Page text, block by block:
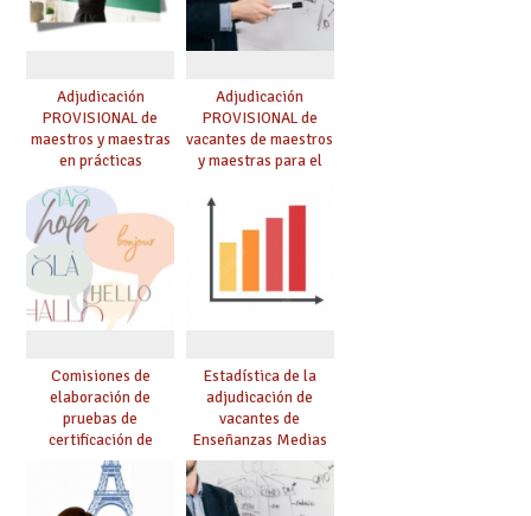
Adjudicación
PROVISIONAL de
maestros y maestras
en prácticas
Adjudicación
PROVISIONAL de
vacantes de maestros
y maestras para el
Comisiones de
elaboración de
pruebas de
certificación de
competencia
lingüística: publicada
resolución definitiva
Estadística de la
adjudicación de
vacantes de
Enseñanzas Medias
para el curso 26/27